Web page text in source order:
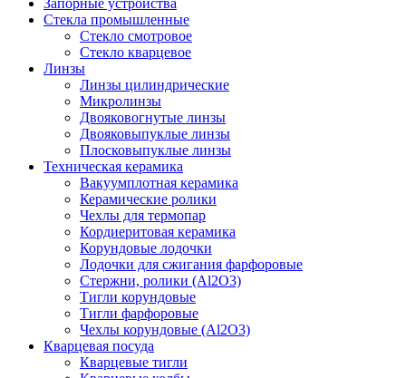
Запорные устройства
Стекла промышленные
Стекло смотровое
Стекло кварцевое
Линзы
Линзы цилиндрические
Микролинзы
Двояковогнутые линзы
Двояковыпуклые линзы
Плосковыпуклые линзы
Техническая керамика
Вакуумплотная керамика
Керамические ролики
Чехлы для термопар
Кордиеритовая керамика
Корундовые лодочки
Лодочки для сжигания фарфоровые
Стержни, ролики (Al2O3)
Тигли корундовые
Тигли фарфоровые
Чехлы корундовые (Al2O3)
Кварцевая посуда
Кварцевые тигли